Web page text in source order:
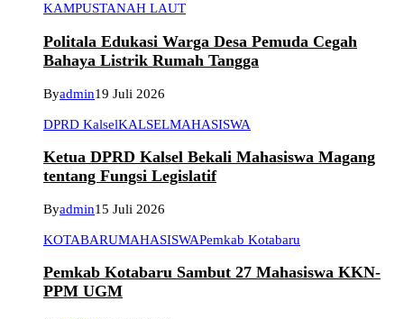
KAMPUSTANAH LAUT
Politala Edukasi Warga Desa Pemuda Cegah
Bahaya Listrik Rumah Tangga
Byadmin19 Juli 2026
DPRD KalselKALSELMAHASISWA
Ketua DPRD Kalsel Bekali Mahasiswa Magang
tentang Fungsi Legislatif
Byadmin15 Juli 2026
KOTABARUMAHASISWAPemkab Kotabaru
Pemkab Kotabaru Sambut 27 Mahasiswa KKN-
PPM UGM